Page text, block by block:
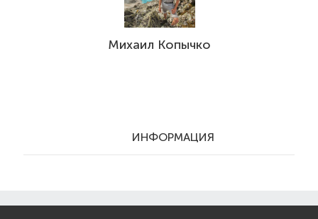
Михаил Копычко
ИНФОРМАЦИЯ